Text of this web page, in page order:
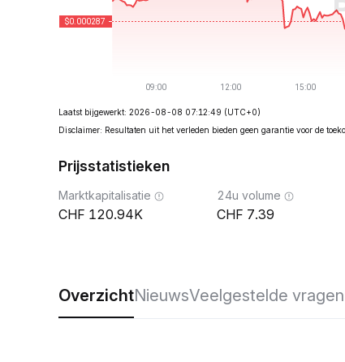
Laatst bijgewerkt: 2026-08-08 07:12:49 (UTC+0)
Disclaimer: Resultaten uit het verleden bieden geen garantie voor de
Prijsstatistieken
Marktkapitalisatie
120.94K
24u volume
7.39
OverzichtNieuwsVeelgestelde vragen